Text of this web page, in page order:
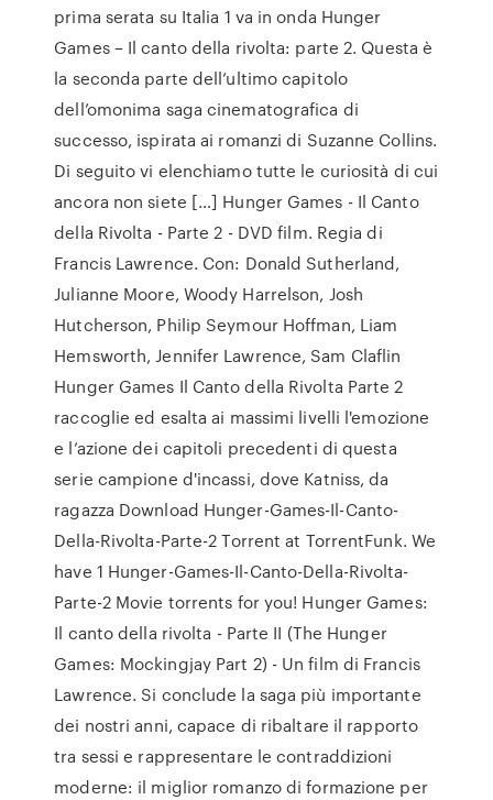
prima serata su Italia 1 va in onda Hunger
Games – Il canto della rivolta: parte 2. Questa è
la seconda parte dell’ultimo capitolo
dell’omonima saga cinematografica di
successo, ispirata ai romanzi di Suzanne Collins.
Di seguito vi elenchiamo tutte le curiosità di cui
ancora non siete […] Hunger Games - Il Canto
della Rivolta - Parte 2 - DVD film. Regia di
Francis Lawrence. Con: Donald Sutherland,
Julianne Moore, Woody Harrelson, Josh
Hutcherson, Philip Seymour Hoffman, Liam
Hemsworth, Jennifer Lawrence, Sam Claflin
Hunger Games Il Canto della Rivolta Parte 2
raccoglie ed esalta ai massimi livelli l'emozione
e l’azione dei capitoli precedenti di questa
serie campione d'incassi, dove Katniss, da
ragazza Download Hunger-Games-Il-Canto-
Della-Rivolta-Parte-2 Torrent at TorrentFunk. We
have 1 Hunger-Games-Il-Canto-Della-Rivolta-
Parte-2 Movie torrents for you! Hunger Games:
Il canto della rivolta - Parte II (The Hunger
Games: Mockingjay Part 2) - Un film di Francis
Lawrence. Si conclude la saga più importante
dei nostri anni, capace di ribaltare il rapporto
tra sessi e rappresentare le contraddizioni
moderne: il miglior romanzo di formazione per